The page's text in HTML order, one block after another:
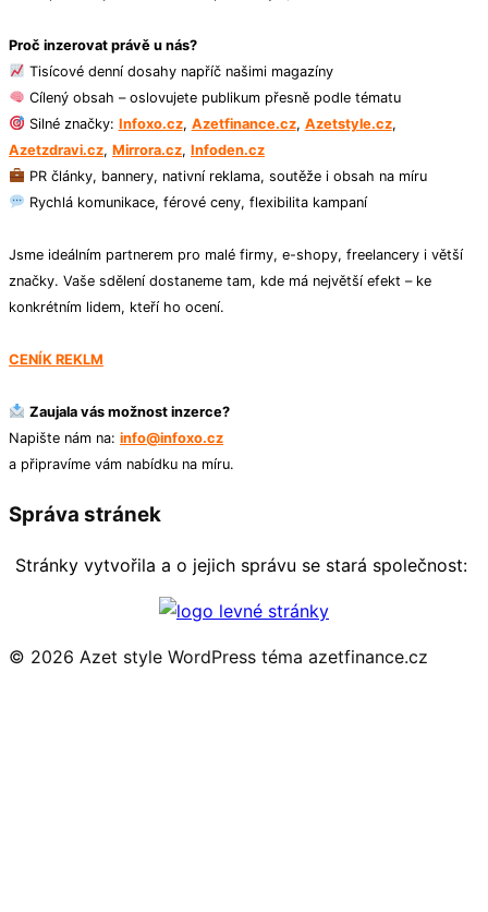
Proč inzerovat právě u nás?
Tisícové denní dosahy napříč našimi magazíny
Cílený obsah – oslovujete publikum přesně podle tématu
Silné značky: Infoxo.cz, Azetfinance.cz, Azetstyle.cz,
Azetzdravi.cz, Mirrora.cz, Infoden.cz
PR články, bannery, nativní reklama, soutěže i obsah na míru
Rychlá komunikace, férové ceny, flexibilita kampaní
Jsme ideálním partnerem pro malé firmy, e-shopy, freelancery i větší
značky. Vaše sdělení dostaneme tam, kde má největší efekt – ke
konkrétním lidem, kteří ho ocení.
CENÍK REKLM
Zaujala vás možnost inzerce?
Napište nám na: info@infoxo.cz
a připravíme vám nabídku na míru.
Správa stránek
Stránky vytvořila a o jejich správu se stará společnost:
© 2026 Azet style WordPress téma azetfinance.cz